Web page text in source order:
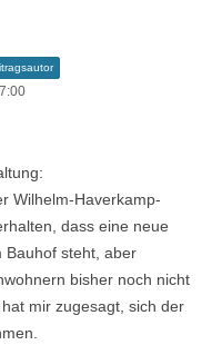
Wilhelm-Haverkamp-
dass eine neue
Bauhof steht, aber
bisher noch nicht
mir zugesagt, sich der